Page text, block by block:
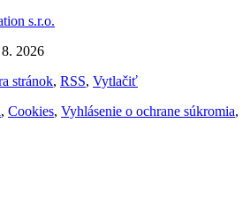
s.r.o.
2026
stránok, RSS, Vytlačiť
, Cookies, Vyhlásenie o ochrane súkromia,